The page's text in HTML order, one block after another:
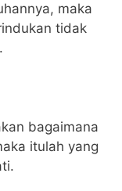
maka
tidak
bagaimana
itulah yang